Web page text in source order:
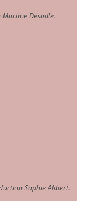
Desoille.
Sophie Alibert.